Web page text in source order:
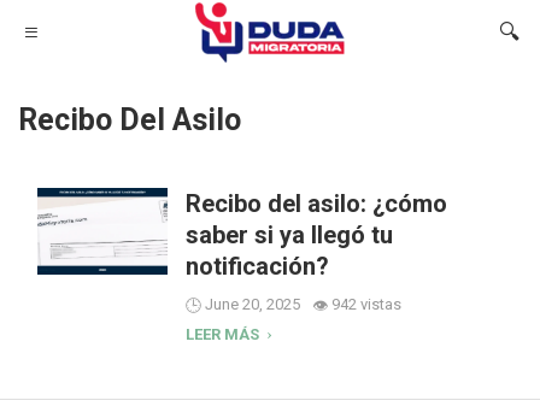
Recibo Del Asilo
Recibo del asilo: ¿cómo
saber si ya llegó tu
notificación?
June 20, 2025
942 vistas
LEER MÁS